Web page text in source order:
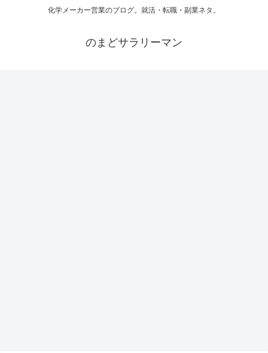
化学メーカー営業のブログ。就活・転職・副業ネタ。
のまどサラリーマン